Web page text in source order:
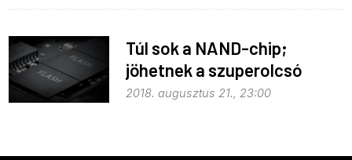
Túl sok a NAND-chip;
jöhetnek a szuperolcsó
SSD-k?
2018. augusztus 21., 23:00